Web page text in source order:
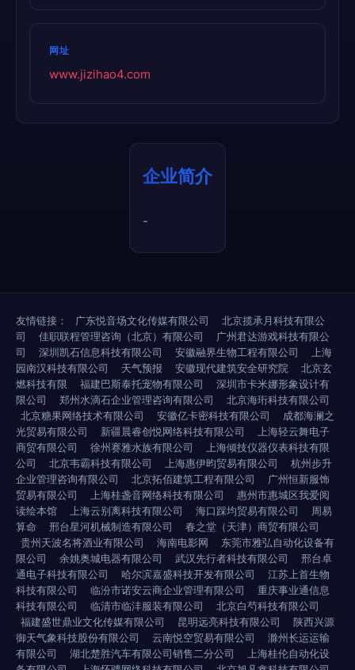
网址
www.jizihao4.com
企业简介
-
友情链接： 广东悦音场文化传媒有限公司
北京揽承月科技有限公
司
佳职联程管理咨询（北京）有限公司
广州君达游戏科技有限公
司
深圳凯石信息科技有限公司 安徽融界生物工程有限公司
上海
园南汉科技有限公司
天气预报 安徽现代建筑安全研究院
北京玄
燃科技有限
福建巴斯泰托宠物有限公司
深圳市卡米娜形象设计有
限公司
郑州水滴石企业管理咨询有限公司
北京海珩科技有限公司
北京糖果网络技术有限公司
安徽亿卡密科技有限公司
成都海澜之
光贸易有限公司
新疆晨睿创悦网络科技有限公司
上海轻云舞电子
商贸有限公司
徐州赛雅水族有限公司
上海倾技仪器仪表科技有限
公司
北京韦霸科技有限公司 上海惠伊昀贸易有限公司
杭州步升
企业管理咨询有限公司
北京拓佰建筑工程有限公司
广州恒新服饰
贸易有限公司
上海桂盏音网络科技有限公司
惠州市惠城区我爱阅
读绘本馆
上海云别离科技有限公司 海口踩均贸易有限公司
周易
算命
邢台星河机械制造有限公司
春之堂（天津）商贸有限公司
贵州天波名将酒业有限公司
海南电影网
东莞市雅弘自动化设备有
限公司
余姚奥城电器有限公司 武汉先行者科技有限公司
邢台卓
通电子科技有限公司
哈尔滨嘉盛科技开发有限公司
江苏上首生物
科技有限公司
临汾市诺安云商企业管理有限公司
重庆事业通信息
科技有限公司
临清市临沣服装有限公司
北京白芍科技有限公司
福建盛世鼎业文化传媒有限公司
昆明远亮科技有限公司
陕西兴源
御天气象科技股份有限公司
云南悦空贸易有限公司
滁州长运运输
有限公司
湖北楚胜汽车有限公司销售二分公司
上海桂伦自动化设